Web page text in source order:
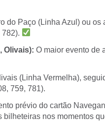
do Paço (Linha Azul) ou os
Olivais): O maior evento de
(Linha Vermelha),
759, 781).
prévio do cartão
nos momentos